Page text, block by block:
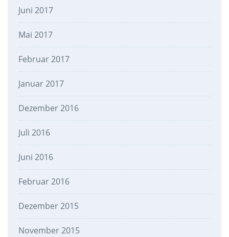
Juni 2017
Mai 2017
Februar 2017
Januar 2017
Dezember 2016
Juli 2016
Juni 2016
Februar 2016
Dezember 2015
November 2015